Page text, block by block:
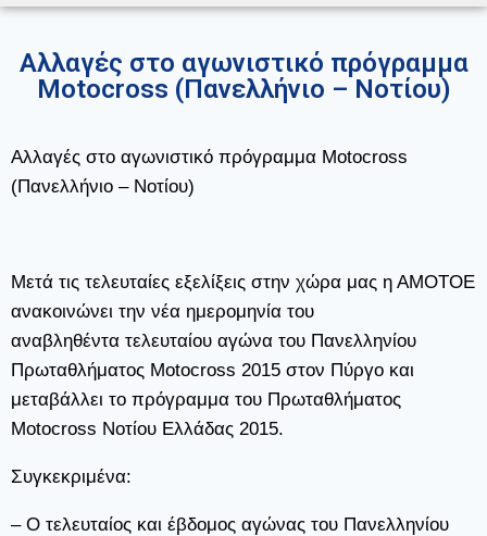
Αλλαγές στο αγωνιστικό πρόγραμμα
Motocross (Πανελλήνιο – Νοτίου)
Αλλαγές στο αγωνιστικό πρόγραμμα Motocross
(Πανελλήνιο – Νοτίου)
Μετά τις τελευταίες εξελίξεις στην χώρα μας η ΑΜΟΤΟΕ
ανακοινώνει την νέα ημερομηνία του
αναβληθέντα τελευταίου αγώνα του Πανελληνίου
Πρωταθλήματος Motocross 2015 στον Πύργο και
μεταβάλλει το πρόγραμμα του Πρωταθλήματος
Motocross Νοτίου Ελλάδας 2015.
Συγκεκριμένα:
– O τελευταίος και έβδομος αγώνας του Πανελληνίου